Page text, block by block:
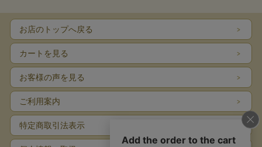
お店のトップへ戻る
カートを見る
お客様の声を見る
ご利用案内
特定商取引法表示